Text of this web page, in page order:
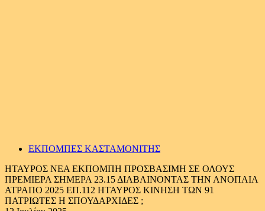
ΕΚΠΟΜΠΕΣ ΚΑΣΤΑΜΟΝΙΤΗΣ
ΗΤΑΥΡΟΣ ΝΕΑ ΕΚΠΟΜΠΗ ΠΡΟΣΒΑΣΙΜΗ ΣΕ ΟΛΟΥΣ
ΠΡΕΜΙΕΡΑ ΣΗΜΕΡΑ 23.15 ΔΙΑΒΑΙΝΟΝΤΑΣ ΤΗΝ ΑΝΟΠΑΙΑ
ΑΤΡΑΠΟ 2025 ΕΠ.112 ΗΤΑΥΡΟΣ ΚΙΝΗΣΗ ΤΩΝ 91
ΠΑΤΡΙΩΤΕΣ Η ΣΠΟΥΔΑΡΧΙΔΕΣ ;